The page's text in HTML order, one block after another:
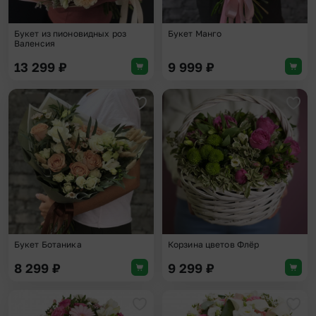
Букет из пионовидных роз
Валенсия
13 299 ₽
Букет Манго
9 999 ₽
Добавить в избранное
Букет Ботаника
8 299 ₽
Корзина цветов Флёр
9 299 ₽